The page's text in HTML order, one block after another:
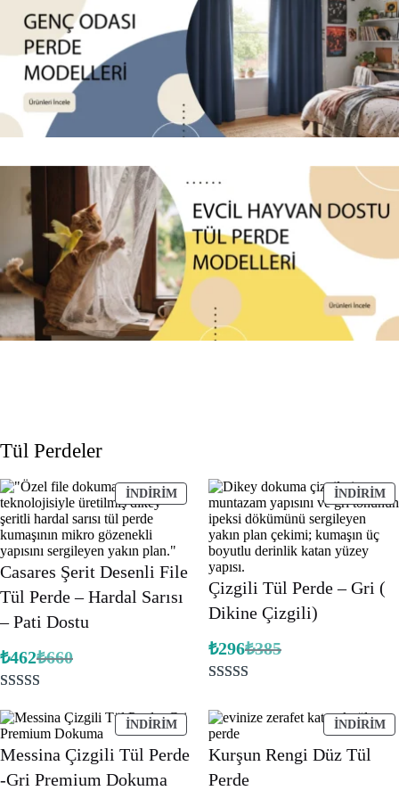
Tül Perdeler
İNDIRIMİNDIRIMDEKI
ÜRÜN
Casares Şerit Desenli File
Tül Perde – Hardal Sarısı
– Pati Dostu
₺660
Orijinal
fiyat:
₺462Şu
andaki
puanına
dayanarak 5
5.00puan
İNDIRIM
Çizgili Tül Perde – Gri (
Dikine Çizgili)
₺385
Orijinal
fiyat:
₺296Şu
andaki
puanına
dayanarak 5
üzerinden
5.00puan
İNDIRIMİNDIRIMDEKI
ÜRÜN
Messina Çizgili Tül Perde
-Gri Premium Dokuma
İNDIRIM
Kurşun Rengi Düz Tül
Perde